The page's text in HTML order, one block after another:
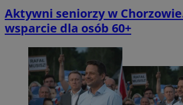
Aktywni seniorzy w
wsparcie dla osób 60+